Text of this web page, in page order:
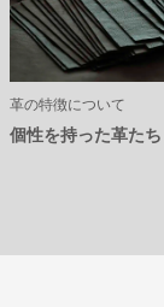
革の特徴について
個性を持った革たち